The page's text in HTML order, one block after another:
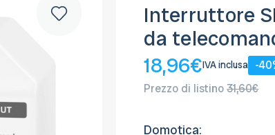
Interruttore
da
18,96€IVA inclusa
-
Prezzo di listino31,60€
Domotica: